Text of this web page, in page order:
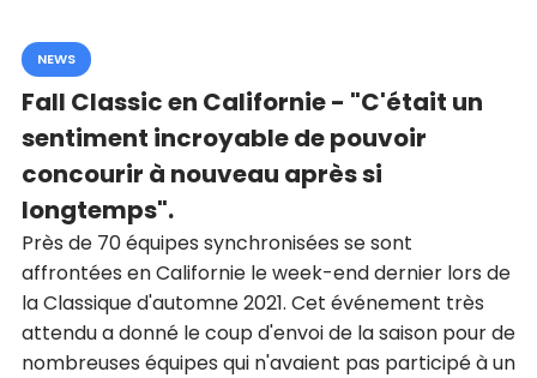
NEWS
Fall Classic en Californie - "C'était un
sentiment incroyable de pouvoir
concourir à nouveau après si
longtemps".
Près de 70 équipes synchronisées se sont
affrontées en Californie le week-end dernier lors de
la Classique d'automne 2021. Cet événement très
attendu a donné le coup d'envoi de la saison pour de
nombreuses équipes qui n'avaient pas participé à un